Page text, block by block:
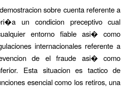
sobre cuenta referente a
un condicion preceptivo cual
entorno fiable asi� como
internacionales referente a
de el fraude asi� como
Esta situacion es tactico de
esencial como los retiros, una